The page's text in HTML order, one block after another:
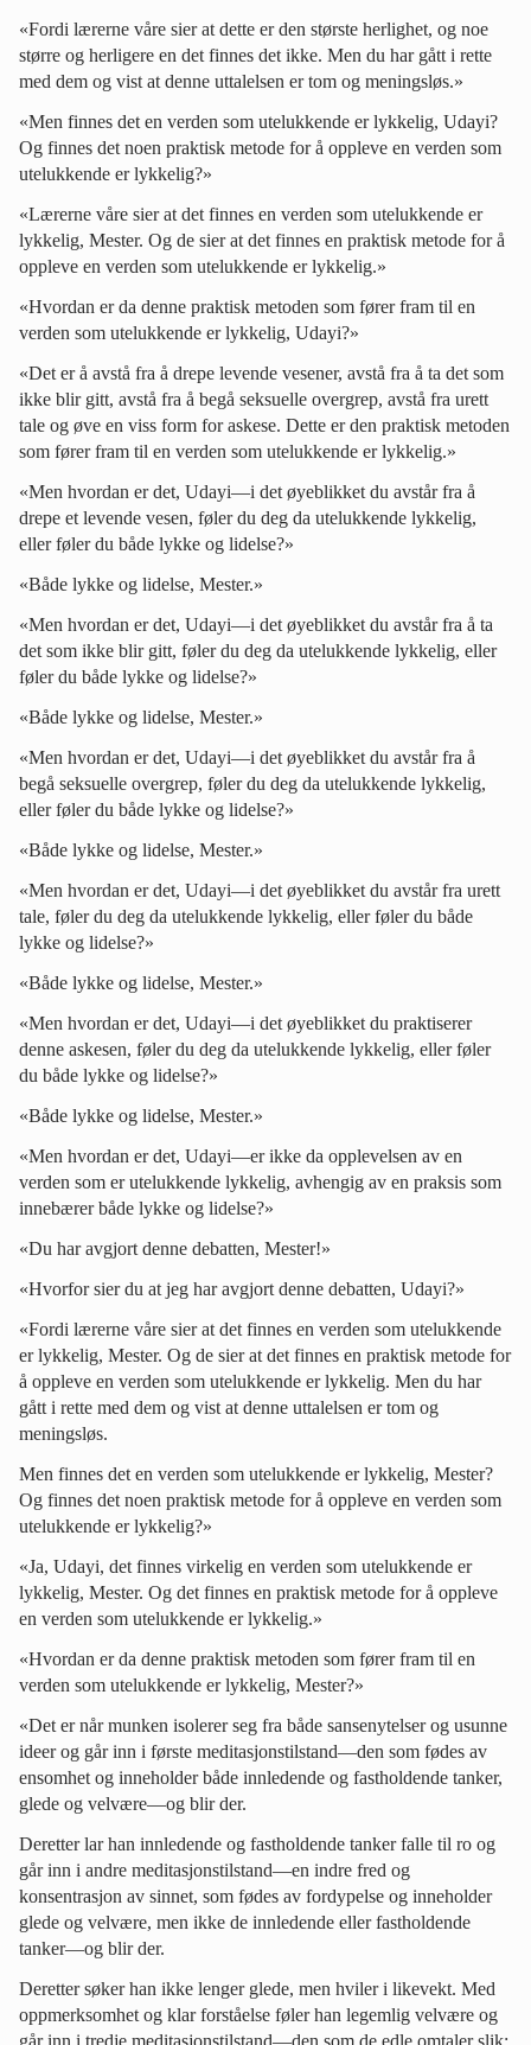
«Fordi lærerne våre sier at dette er den største herlighet, og noe
større og herligere en det finnes det ikke. Men du har gått i rette
med dem og vist at denne uttalelsen er tom og meningsløs.»
«Men finnes det en verden som utelukkende er lykkelig, Udayi?
Og finnes det noen praktisk metode for å oppleve en verden som
utelukkende er lykkelig?»
«Lærerne våre sier at det finnes en verden som utelukkende er
lykkelig, Mester. Og de sier at det finnes en praktisk metode for å
oppleve en verden som utelukkende er lykkelig.»
«Hvordan er da denne praktisk metoden som fører fram til en
verden som utelukkende er lykkelig, Udayi?»
«Det er å avstå fra å drepe levende vesener, avstå fra å ta det som
ikke blir gitt, avstå fra å begå seksuelle overgrep, avstå fra urett
tale og øve en viss form for askese. Dette er den praktisk metoden
som fører fram til en verden som utelukkende er lykkelig.»
«Men hvordan er det, Udayi—i det øyeblikket du avstår fra å
drepe et levende vesen, føler du deg da utelukkende lykkelig,
eller føler du både lykke og lidelse?»
«Både lykke og lidelse, Mester.»
«Men hvordan er det, Udayi—i det øyeblikket du avstår fra å ta
det som ikke blir gitt, føler du deg da utelukkende lykkelig, eller
føler du både lykke og lidelse?»
«Både lykke og lidelse, Mester.»
«Men hvordan er det, Udayi—i det øyeblikket du avstår fra å
begå seksuelle overgrep, føler du deg da utelukkende lykkelig,
eller føler du både lykke og lidelse?»
«Både lykke og lidelse, Mester.»
«Men hvordan er det, Udayi—i det øyeblikket du avstår fra urett
tale, føler du deg da utelukkende lykkelig, eller føler du både
lykke og lidelse?»
«Både lykke og lidelse, Mester.»
«Men hvordan er det, Udayi—i det øyeblikket du praktiserer
denne askesen, føler du deg da utelukkende lykkelig, eller føler
du både lykke og lidelse?»
«Både lykke og lidelse, Mester.»
«Men hvordan er det, Udayi—er ikke da opplevelsen av en
verden som er utelukkende lykkelig, avhengig av en praksis som
innebærer både lykke og lidelse?»
«Du har avgjort denne debatten, Mester!»
«Hvorfor sier du at jeg har avgjort denne debatten, Udayi?»
«Fordi lærerne våre sier at det finnes en verden som utelukkende
er lykkelig, Mester. Og de sier at det finnes en praktisk metode for
å oppleve en verden som utelukkende er lykkelig. Men du har
gått i rette med dem og vist at denne uttalelsen er tom og
meningsløs.
Men finnes det en verden som utelukkende er lykkelig, Mester?
Og finnes det noen praktisk metode for å oppleve en verden som
utelukkende er lykkelig?»
«Ja, Udayi, det finnes virkelig en verden som utelukkende er
lykkelig, Mester. Og det finnes en praktisk metode for å oppleve
en verden som utelukkende er lykkelig.»
«Hvordan er da denne praktisk metoden som fører fram til en
verden som utelukkende er lykkelig, Mester?»
«Det er når munken isolerer seg fra både sansenytelser og usunne
ideer og går inn i første meditasjonstilstand—den som fødes av
ensomhet og inneholder både innledende og fastholdende tanker,
glede og velvære—og blir der.
Deretter lar han innledende og fastholdende tanker falle til ro og
går inn i andre meditasjonstilstand—en indre fred og
konsentrasjon av sinnet, som fødes av fordypelse og inneholder
glede og velvære, men ikke de innledende eller fastholdende
tanker—og blir der.
Deretter søker han ikke lenger glede, men hviler i likevekt. Med
oppmerksomhet og klar forståelse føler han legemlig velvære og
går inn i tredje meditasjonstilstand—den som de edle omtaler slik: